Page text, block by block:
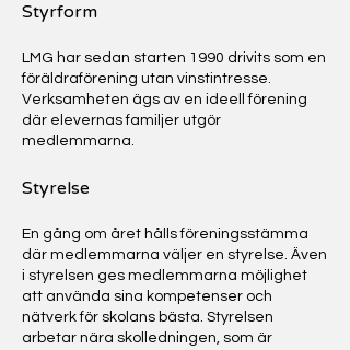
Styrform​
LMG har sedan starten 1990 drivits som en
föräldraförening utan vinstintresse.
Verksamheten ägs av en ideell förening
där elevernas familjer utgör
medlemmarna.
Styrelse
En gång om året hålls föreningsstämma
där medlemmarna väljer en styrelse. Även
i styrelsen ges medlemmarna möjlighet
att använda sina kompetenser och
nätverk för skolans bästa. Styrelsen
arbetar nära skolledningen, som är